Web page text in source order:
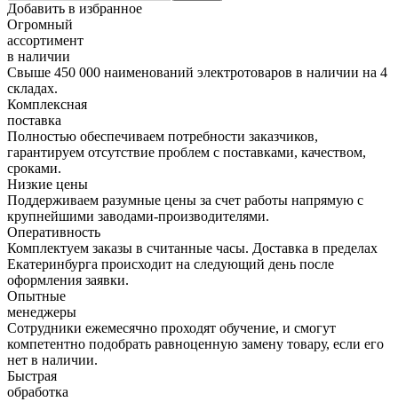
Добавить в избранное
Огромный
ассортимент
в наличии
Свыше 450 000 наименований электротоваров в наличии на 4
складах.
Комплексная
поставка
Полностью обеспечиваем потребности заказчиков,
гарантируем отсутствие проблем с поставками, качеством,
сроками.
Низкие цены
Поддерживаем разумные цены за счет работы напрямую с
крупнейшими заводами-производителями.
Оперативность
Комплектуем заказы в считанные часы. Доставка в пределах
Екатеринбурга происходит на следующий день после
оформления заявки.
Опытные
менеджеры
Сотрудники ежемесячно проходят обучение, и смогут
компетентно подобрать равноценную замену товару, если его
нет в наличии.
Быстрая
обработка